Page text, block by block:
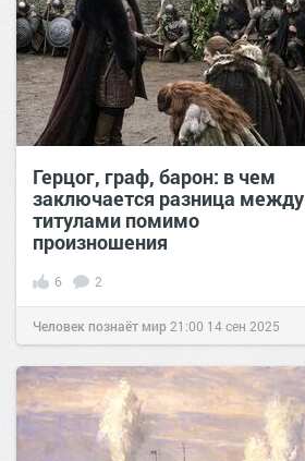
Герцог, граф, барон: в чем
заключается разница между
титулами помимо
произношения
6 2
Человек познаёт мир 21:00 14 сен 2025